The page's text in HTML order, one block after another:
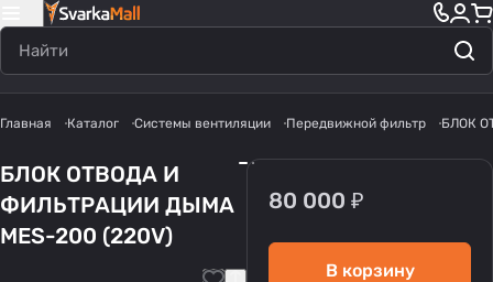
Главная Каталог Системы вентиляции Передвижной фильтр БЛОК
БЛОК ОТВОДА И
ФИЛЬТРАЦИИ ДЫМА
MES-200 (220V)
80 000 ₽
В корзину